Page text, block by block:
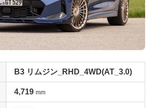
B3 リムジン_RHD_4WD(AT_3.0)
4,719 mm